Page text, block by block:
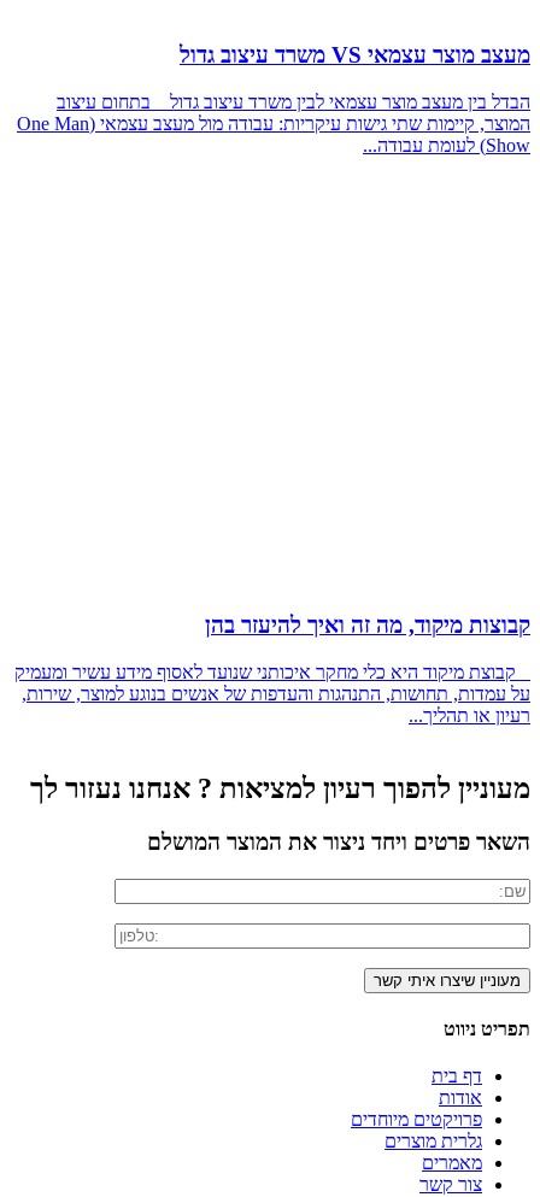
מעצב מוצר עצמאי VS משרד עיצוב גדול
הבדל בין מעצב מוצר עצמאי לבין משרד עיצוב גדול בתחום עיצוב
המוצר, קיימות שתי גישות עיקריות: עבודה מול מעצב עצמאי (One Man
Show) לעומת עבודה...
קבוצות מיקוד, מה זה ואיך להיעזר בהן
קבוצת מיקוד היא כלי מחקר איכותני שנועד לאסוף מידע עשיר ומעמיק
על עמדות, תחושות, התנהגות והעדפות של אנשים בנוגע למוצר, שירות,
רעיון או תהליך...
מעוניין להפוך רעיון למציאות ? אנחנו נעזור לך
השאר פרטים ויחד ניצור את המוצר המושלם
תפריט ניווט
דף בית
אודות
פרויקטים מיוחדים
גלרית מוצרים
מאמרים
צור קשר